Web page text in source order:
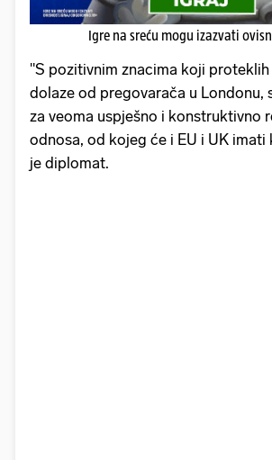
Igre na sreću mogu izazvati
"S pozitivnim znacima koji proteklih
dolaze od pregovarača u Londonu,
za veoma uspješno i konstruktivno
odnosa, od kojeg će i EU i UK imati
je diplomat.